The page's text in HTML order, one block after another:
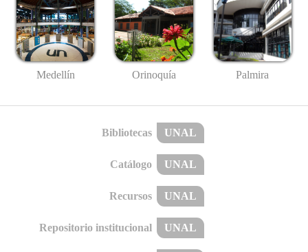
Medellín Orinoquía Palmira
Bibliotecas UNAL
Catálogo UNAL
Recursos UNAL
Repositorio institucional UNAL